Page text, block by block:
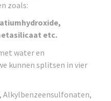
zoals:
etc.
water en
kunnen splitsen in vier